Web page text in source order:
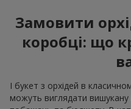
Замовити
коробці: що
І букет з орхідей в
можуть виглядати вишукану